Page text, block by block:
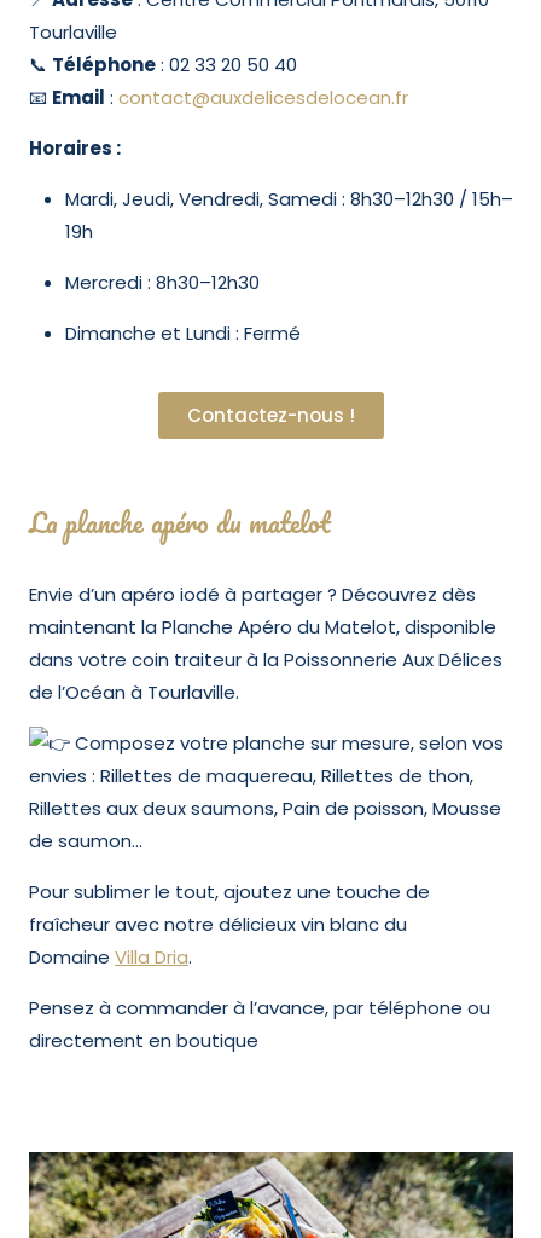
Tourlaville
📞 Téléphone: 02 33 20 50 40
📧 Email : contact@auxdelicesdelocean.fr
Horaires :
Mardi, Jeudi, Vendredi, Samedi : 8h30–12h30 / 15h–
19h
Mercredi : 8h30–12h30
Dimanche et Lundi : Fermé
Contactez-nous !
La planche apéro du matelot
Envie d’un apéro iodé à partager ? Découvrez dès
maintenant la Planche Apéro du Matelot, disponible
dans votre coin traiteur à la Poissonnerie Aux Délices
de l’Océan à Tourlaville.
Composez votre planche sur mesure, selon vos
envies : Rillettes de maquereau, Rillettes de thon,
Rillettes aux deux saumons, Pain de poisson, Mousse
de saumon…
Pour sublimer le tout, ajoutez une touche de
fraîcheur avec notre délicieux vin blanc du
Domaine Villa Dria.
Pensez à commander à l’avance, par téléphone ou
directement en boutique